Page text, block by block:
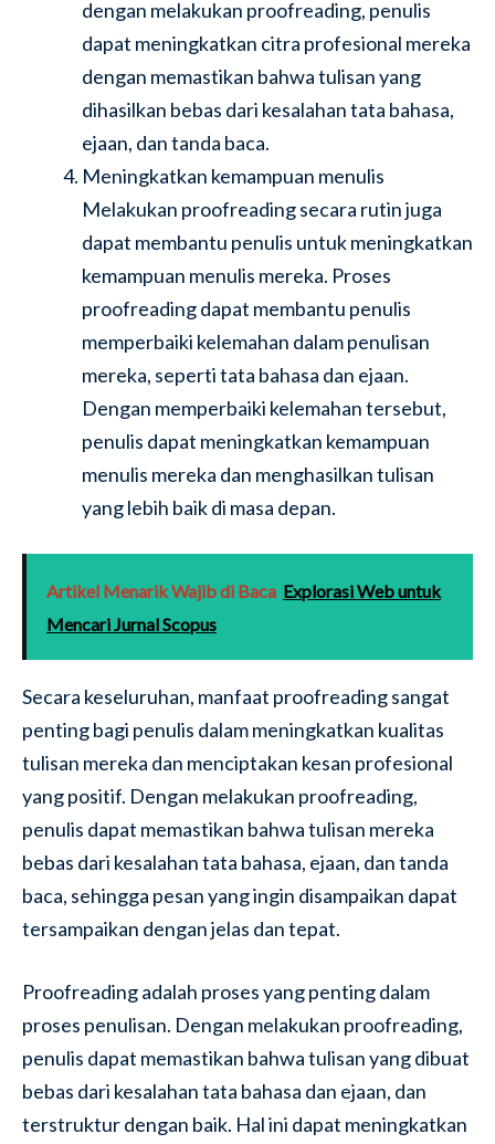
dengan melakukan proofreading, penulis
dapat meningkatkan citra profesional mereka
dengan memastikan bahwa tulisan yang
dihasilkan bebas dari kesalahan tata bahasa,
ejaan, dan tanda baca.
Meningkatkan kemampuan menulis
Melakukan proofreading secara rutin juga
dapat membantu penulis untuk meningkatkan
kemampuan menulis mereka. Proses
proofreading dapat membantu penulis
memperbaiki kelemahan dalam penulisan
mereka, seperti tata bahasa dan ejaan.
Dengan memperbaiki kelemahan tersebut,
penulis dapat meningkatkan kemampuan
menulis mereka dan menghasilkan tulisan
yang lebih baik di masa depan.
Artikel Menarik Wajib di Baca Explorasi Web untuk
Mencari Jurnal Scopus
Secara keseluruhan, manfaat proofreading sangat
penting bagi penulis dalam meningkatkan kualitas
tulisan mereka dan menciptakan kesan profesional
yang positif. Dengan melakukan proofreading,
penulis dapat memastikan bahwa tulisan mereka
bebas dari kesalahan tata bahasa, ejaan, dan tanda
baca, sehingga pesan yang ingin disampaikan dapat
tersampaikan dengan jelas dan tepat.
Proofreading adalah proses yang penting dalam
proses penulisan. Dengan melakukan proofreading,
penulis dapat memastikan bahwa tulisan yang dibuat
bebas dari kesalahan tata bahasa dan ejaan, dan
terstruktur dengan baik. Hal ini dapat meningkatkan